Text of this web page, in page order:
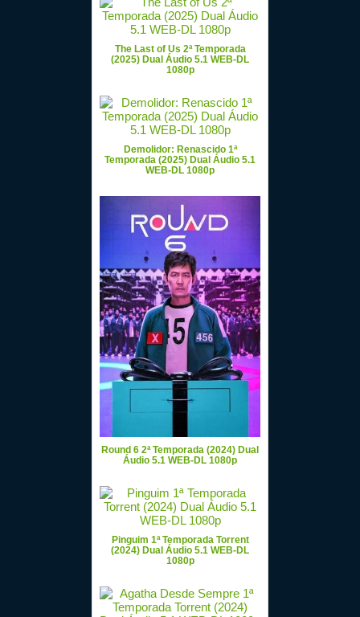
The Last of Us 2ª Temporada
(2025) Dual Áudio 5.1 WEB-DL
1080p
Demolidor: Renascido 1ª
Temporada (2025) Dual Áudio 5.1
WEB-DL 1080p
Round 6 2ª Temporada (2024) Dual
Áudio 5.1 WEB-DL 1080p
Pinguim 1ª Temporada Torrent
(2024) Dual Áudio 5.1 WEB-DL
1080p